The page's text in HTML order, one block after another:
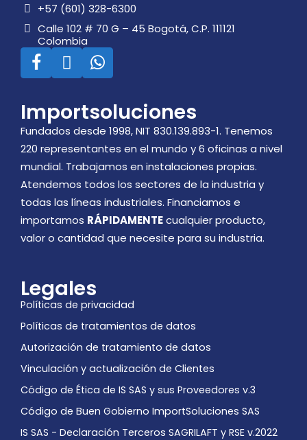
+57 (601) 328-6300
Calle 102 # 70 G – 45 Bogotá, C.P. 111121
Colombia
Importsoluciones
Fundados desde 1998, NIT 830.139.893-1. Tenemos
220 representantes en el mundo y 6 oficinas a nivel
mundial. Trabajamos en instalaciones propias.
Atendemos todos los sectores de la industria y
todas las líneas industriales. Financiamos e
importamos RÁPIDAMENTEcualquier producto,
valor o cantidad que necesite para su industria.
Legales
Políticas de privacidad
Políticas de tratamientos de datos
Autorización de tratamiento de datos
Vinculación y actualización de Clientes
Código de Ética de IS SAS y sus Proveedores v.3
Código de Buen Gobierno ImportSoluciones SAS
IS SAS - Declaración Terceros SAGRILAFT y RSE v.2022